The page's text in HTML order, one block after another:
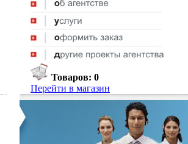
Товаров: 0
Перейти в магазин